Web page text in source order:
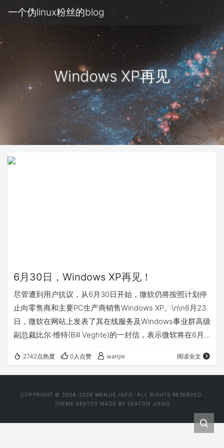
一个伪linux粉丝的blog
Windows XP再见
6月30日，Windows XP再见！
尽管遭到用户抗议，从6月30日开始，微软仍将按照计划停
止向零售商和主要PC生产商销售Windows XP。\n\n6月23
日，微软在网站上发表了其在线服务及Windows事业群高级
副总裁比尔·维特(Bill Veghte)的一封信，表示微软将在6月
软停售Windows XP操作系统，但用户仍可以在部分渠道购
买到OEM版本。另外，微软将持续为之提供技术支持——在
提供有限技术支持。……【阅读全文】
2742点热度 0人点赞 wanjie 阅读全文
COPYRIGHT © 2008-2026 WANJIE.INFO. ALL RIGHTS RESERVED.
THEME KRATOS MADE BY SEATON JIANG